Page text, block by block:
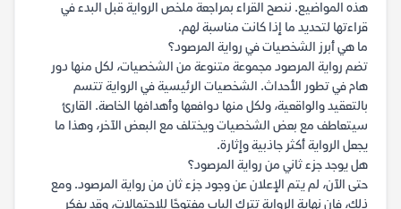
هذه المواضيع. ننصح القراء بمراجعة ملخص الرواية قبل البدء في
قراءتها لتحديد ما إذا كانت مناسبة لهم.
ما هي أبرز الشخصيات في رواية المرصود؟
تضم رواية المرصود مجموعة متنوعة من الشخصيات، لكل منها دور
هام في تطور الأحداث. الشخصيات الرئيسية في الرواية تتسم
بالتعقيد والواقعية، ولكل منها دوافعها وأهدافها الخاصة. القارئ
سيتعاطف مع بعض الشخصيات ويختلف مع البعض الآخر، وهذا ما
يجعل الرواية أكثر جاذبية وإثارة.
هل يوجد جزء ثاني من رواية المرصود؟
حتى الآن، لم يتم الإعلان عن وجود جزء ثان من رواية المرصود. ومع
ذلك، فإن نهاية الرواية تترك الباب مفتوحًا للاحتمالات، وقد يفكر